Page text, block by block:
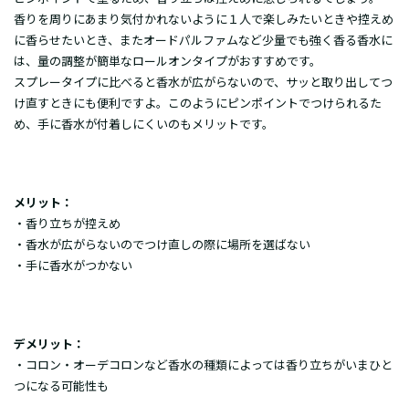
香りを周りにあまり気付かれないように１人で楽しみたいときや控えめ
に香らせたいとき、またオードパルファムなど少量でも強く香る香水に
は、量の調整が簡単なロールオンタイプがおすすめです。
スプレータイプに比べると香水が広がらないので、サッと取り出してつ
け直すときにも便利ですよ。このようにピンポイントでつけられるた
め、手に香水が付着しにくいのもメリットです。
メリット：
・香り立ちが控えめ
・香水が広がらないのでつけ直しの際に場所を選ばない
・手に香水がつかない
デメリット：
・コロン・オーデコロンなど香水の種類によっては香り立ちがいまひと
つになる可能性も